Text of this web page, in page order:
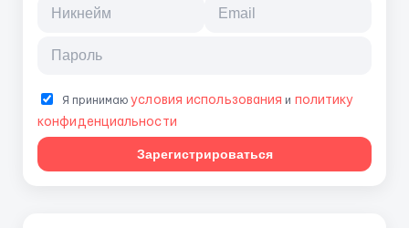
Я принимаюусловия использования и политику
конфиденциальности
Зарегистрироваться